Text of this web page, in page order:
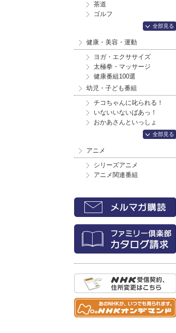
茶道
ゴルフ
全部見る
健康・美容・運動
ヨガ・エクササイズ
太極拳・マッサージ
健康番組100選
幼児・子ども番組
チコちゃんに叱られる！
いないいないばあっ！
おかあさんといっしょ
全部見る
アニメ
シリーズアニメ
アニメ関連番組